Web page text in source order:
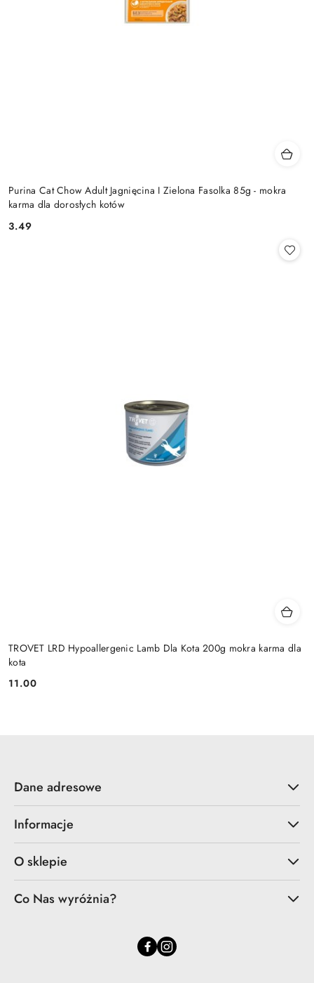
Purina Cat Chow Adult Jagnięcina I Zielona Fasolka 85g - mokra
karma dla dorosłych kotów
Cena:
3.49
TROVET LRD Hypoallergenic Lamb Dla Kota 200g mokra karma dla
kota
Cena:
11.00
Dane adresowe
Informacje
O sklepie
Co Nas wyróżnia?